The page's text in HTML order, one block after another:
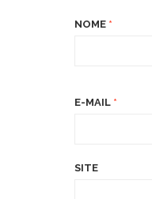
NOME *
E-MAIL *
SITE